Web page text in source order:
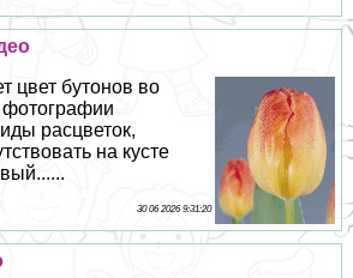
цвет бутонов во
расцветок,
на кусте
30 06 2026 9:31:20